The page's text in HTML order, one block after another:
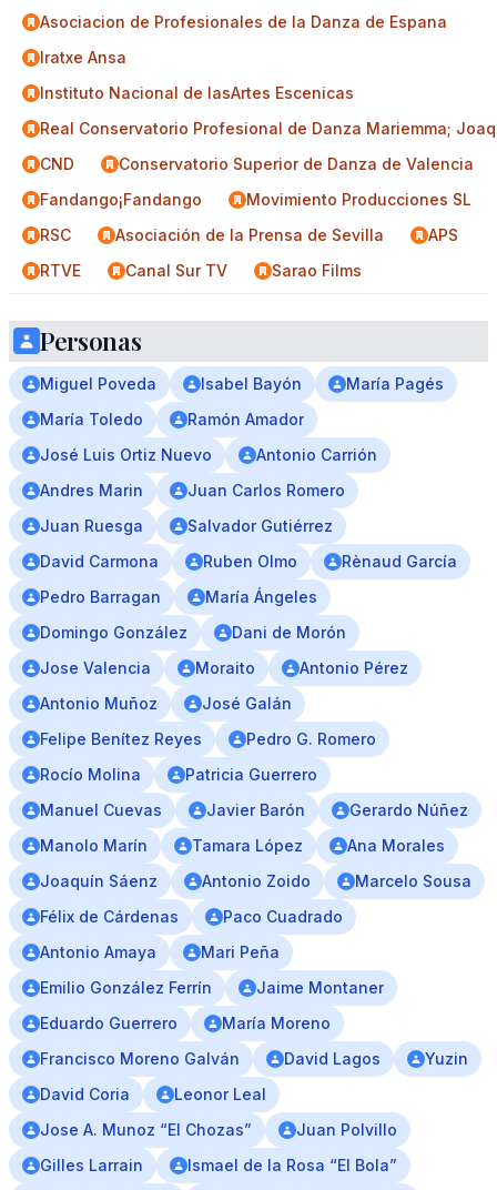
Asociacion de Profesionales de la Danza de Espana
Iratxe Ansa
Instituto Nacional de lasArtes Escenicas
Real Conservatorio Profesional de Danza Mariemma;
CND
Conservatorio Superior de Danza de Valencia
Fandango¡Fandango
Movimiento Producciones SL
RSC
Asociación de la Prensa de Sevilla
APS
RTVE
Canal Sur TV Sarao Films
Personas
Miguel Poveda Isabel Bayón
María Pagés
María Toledo
Ramón Amador
José Luis Ortiz Nuevo
Antonio Carrión
Andres Marin
Juan Carlos Romero
Juan Ruesga
Salvador Gutiérrez
David Carmona
Ruben Olmo
Rènaud García
Pedro Barragan
María Ángeles
Domingo González
Dani de Morón
Jose Valencia
Moraito
Antonio Pérez
Antonio Muñoz
José Galán
Felipe Benítez Reyes
Pedro G. Romero
Rocío Molina
Patricia Guerrero
Manuel Cuevas
Javier Barón
Gerardo Núñez
Manolo Marín
Tamara López
Ana Morales
Joaquín Sáenz
Antonio Zoido
Marcelo Sousa
Félix de Cárdenas
Paco Cuadrado
Antonio Amaya
Mari Peña
Emilio González Ferrín
Jaime Montaner
Eduardo Guerrero
María Moreno
Francisco Moreno Galván
David Lagos
Yuzin
David Coria
Leonor Leal
Jose A. Munoz “El Chozas”
Juan Polvillo
Gilles Larrain
Ismael de la Rosa “El Bola”